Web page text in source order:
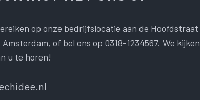
op onze bedrijfslocatie aan de Hoofdstraat
Amsterdam, of bel ons op 0318-1234567. We kijken
u te horen!